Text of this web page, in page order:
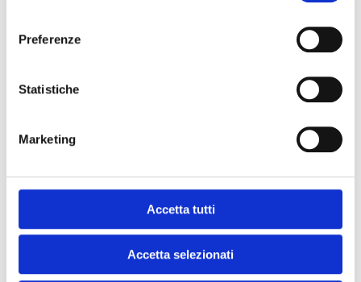
Preferenze
Statistiche
Marketing
Accetta tutti
Accetta selezionati
il momento #chef?